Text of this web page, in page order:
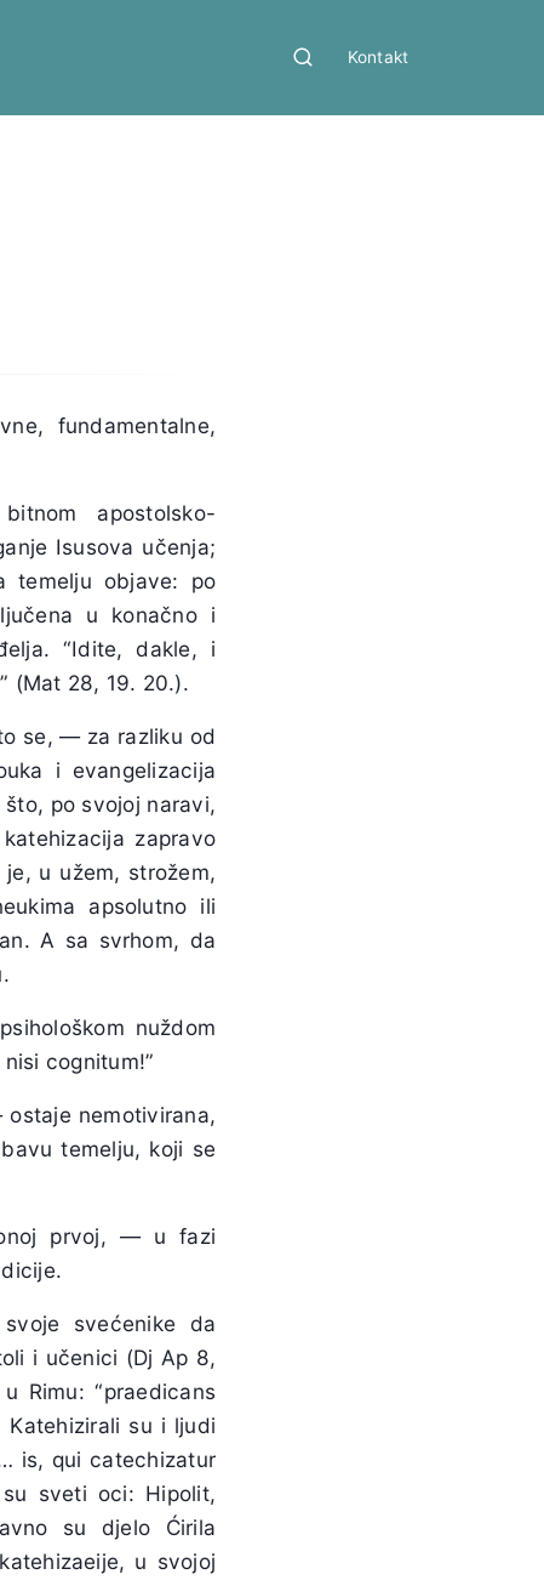
Kontakt
fundamentalne,
apostolsko-
Isusova učenja;
temelju objave: po
u konačno i
“Idite, dakle, i
(Mat 28, 19. 20.).
se, — za razliku od
i evangelizacija
po svojoj naravi,
zapravo
u užem, strožem,
apsolutno ili
A sa svrhom, da
nuždom
cognitum!”
nemotivirana,
temelju, koji se
onoj prvoj, — u fazi
svećenike da
i učenici (Dj Ap 8,
Rimu: “praedicans
Katehizirali su i ljudi
is, qui catechizatur
sveti oci: Hipolit,
su djelo Ćirila
u svojoj